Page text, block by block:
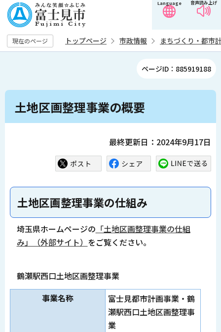
の
ペ
ー
す
音声読み上げ
Language
現在のページ トップページ 市政情報 まちづくり・都市
ページID：885919188
本
土地区画整理事業の概要
最終更新日：2024年9月17日
土地区画整理事業の仕組み
埼玉県ホームページの 「土地区画整理事業の仕組
み」（外部サイト） をご覧ください。
鶴瀬駅西口土地区画整理事業
事業名称
富士見都市計画事業・鶴
瀬駅西口土地区画整理事
業